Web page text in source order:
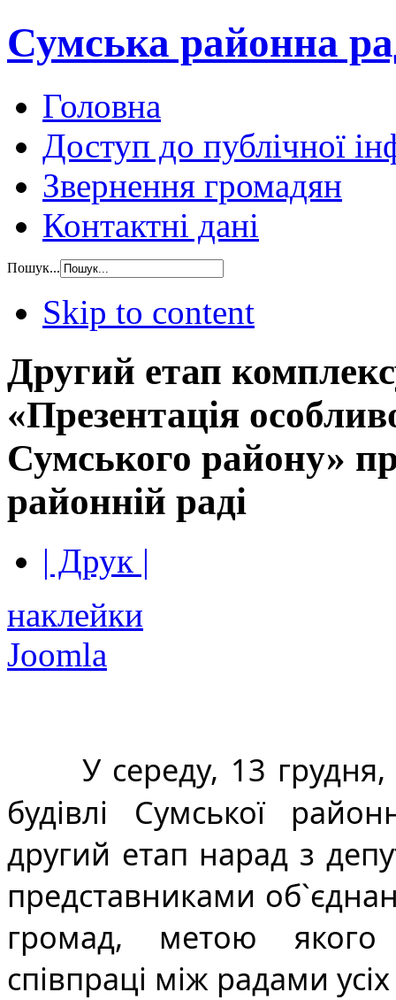
Сумська районна
Головна
Доступ до публічної
Звернення громадян
Контактні дані
Пошук...
Skip to content
Другий етап
«Презентація
Сумського району»
районній раді
| Друк |
наклейки
Joomla
У середу, 13 грудня,
будівлі Сумської
другий етап нарад з
представниками
громад, метою якого
співпраці між радами